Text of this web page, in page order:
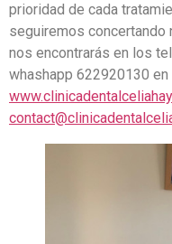
prioridad de cada
seguiremos concertando
nos encontrarás en los
whashapp 622920130 en